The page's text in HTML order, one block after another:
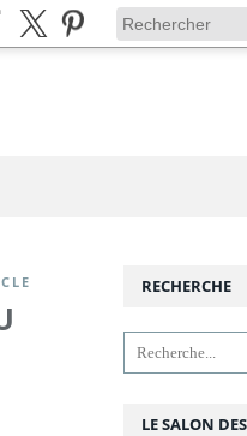
RECHERCHE
LE SALON